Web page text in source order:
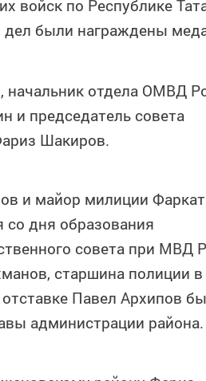
войск по Республике
дел были награждены
начальник отдела ОМВД
и председатель совета
Шакиров.
и майор милиции Фаркат
дня образования
совета при МВД
старшина полиции в
Павел Архипов
администрации